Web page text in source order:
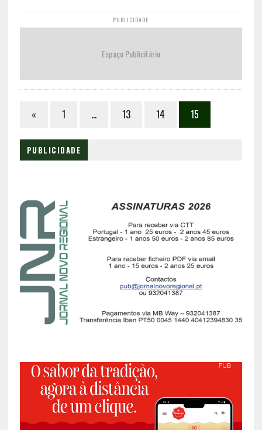
PUBLICIDADE
Espaço Publicitário
« 1 … 13 14 15
PUBLICIDADE